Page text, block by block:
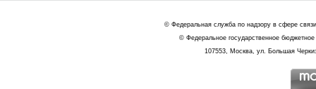
© Федеральная служба по надзору в сфере
© Федеральное государственное
107553, Москва, ул. Большая